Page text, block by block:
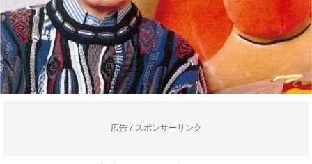
広告 / スポンサーリンク